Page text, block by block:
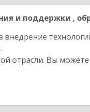
и поддержки ,
внедрение
отрасли. Вы